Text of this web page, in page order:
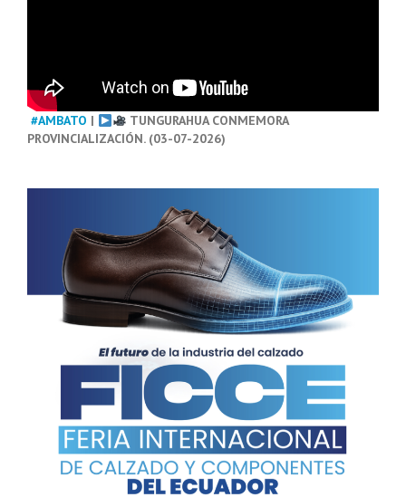
#AMBATO |
TUNGURAHUA CONMEMORA
PROVINCIALIZACIÓN. (03-07-2026)